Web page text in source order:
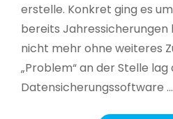
erstelle. Konkret ging es
bereits Jahressicherungen
nicht mehr ohne weiteres
„Problem“ an der Stelle
Datensicherungssoftware …